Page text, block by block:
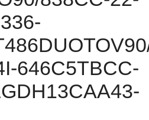
646C5TBCC-